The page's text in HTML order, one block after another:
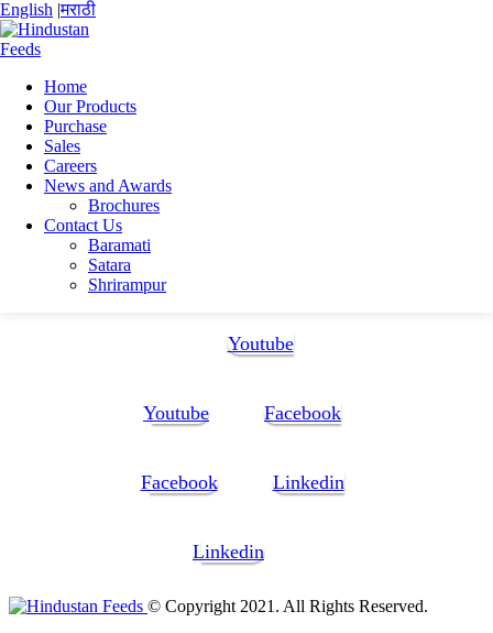
English |मराठी
Home
Our Products
Purchase
Sales
Careers
News and Awards
Brochures
Contact Us
Baramati
Satara
Shrirampur
Home
Vijeta
Vijeta
Vijeta
Youtube
Youtube Facebook
Facebook Linkedin
Linkedin
© Copyright 2021. All Rights Reserved.